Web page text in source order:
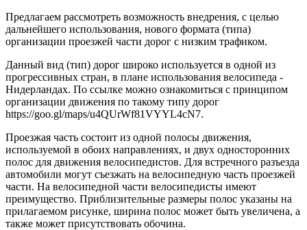
Предлагаем рассмотреть возможность внедрения, с целью
дальнейшего использования, нового формата (типа)
организации проезжей части дорог с низким трафиком.
Данный вид (тип) дорог широко используется в одной из
прогрессивных стран, в плане использования велосипеда -
Нидерландах. По ссылке можно ознакомиться с принципом
организации движения по такому типу дорог
https://goo.gl/maps/u4QUrWf81VYYL4cN7.
Проезжая часть состоит из одной полосы движения,
используемой в обоих направлениях, и двух односторонних
полос для движения велосипедистов. Для встречного разъезда
автомобили могут съезжать на велосипедную часть проезжей
части. На велосипедной части велосипедисты имеют
преимущество. Приблизительные размеры полос указаны на
прилагаемом рисунке, ширина полос может быть увеличена, а
также может присутствовать обочина.